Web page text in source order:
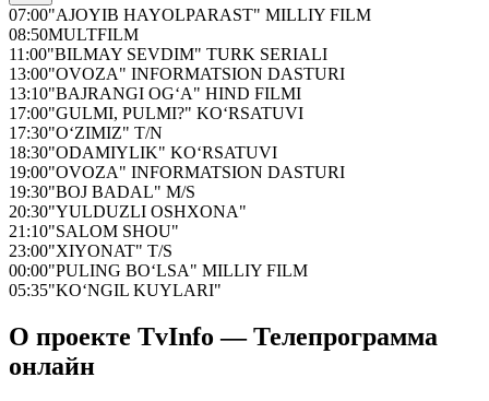
07:00"AJOYIB HAYOLPARAST" MILLIY FILM
08:50MULTFILM
11:00"BILMAY SEVDIM" TURK SERIALI
13:00"OVOZA" INFORMATSION DASTURI
13:10"BAJRANGI OG‘A" HIND FILMI
17:00"GULMI, PULMI?" KO‘RSATUVI
17:30"O‘ZIMIZ" T/N
18:30"ODAMIYLIK" KO‘RSATUVI
19:00"OVOZA" INFORMATSION DASTURI
19:30"BOJ BADAL" M/S
20:30"YULDUZLI OSHXONA"
21:10"SALOM SHOU"
23:00"XIYONAT" T/S
00:00"PULING BO‘LSA" MILLIY FILM
05:35"KO‘NGIL KUYLARI"
О проекте TvInfo — Телепрограмма
онлайн